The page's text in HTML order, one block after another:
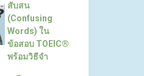
สับสน
(Confusing
Words) ใน
ข้อสอบ TOEIC®
พร้อมวิธีจำ